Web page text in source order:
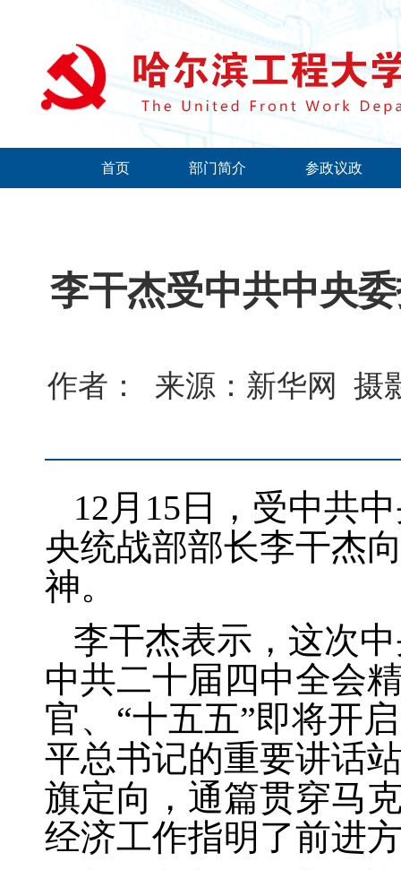
首页 部门简介 参政议政
李干杰受中共中央
作者： 来源：新华网 摄
12月15日，受中共
央统战部部长李干杰
神。
李干杰表示，这次
中共二十届四中全会
官、“十五五”即将开
平总书记的重要讲话
旗定向，通篇贯穿马
经济工作指明了前进